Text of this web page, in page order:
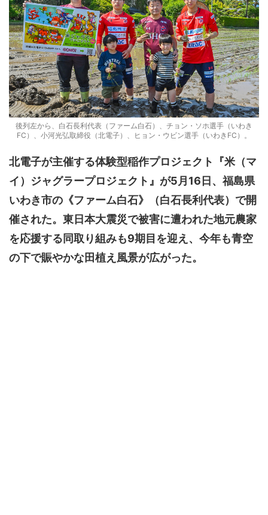
後列左から、白石長利代表（ファーム白石）、チョン・ソホ選手（いわき
FC）、小河光弘取締役（北電子）、ヒョン・ウビン選手（いわきFC）。
北電子が主催する体験型稲作プロジェクト『米（マ
イ）ジャグラープロジェクト』が5月16日、福島県
いわき市の《ファーム白石》（白石長利代表）で開
催された。東日本大震災で被害に遭われた地元農家
を応援する同取り組みも9期目を迎え、今年も青空
の下で賑やかな田植え風景が広がった。